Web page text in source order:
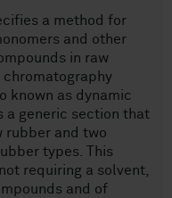
a method for
and other
in raw
known as dynamic
a generic section that
rubber and two
types. This
requiring a solvent,
and of